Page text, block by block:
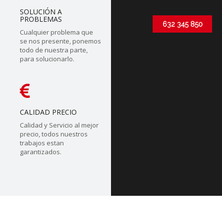
SOLUCIÓN A
PROBLEMAS
Cualquier problema que
se nos presente, ponemos
todo de nuestra parte,
para solucionarlo.
CALIDAD PRECIO
Calidad y Servicio al mejor
precio, todos nuestros
trabajos estan
garantizados.
632 345 850